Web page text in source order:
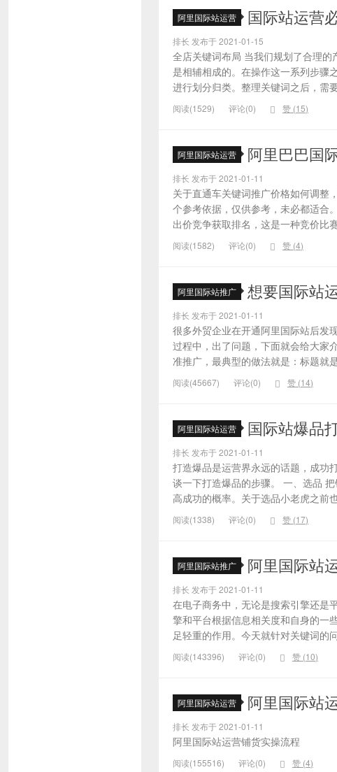
阿里国际站运营 国际站运营
排长 发布于 2021-01-15
全店关键词布局 当我们规划了合理
是相辅相成的。在操作这一系列步骤
进行划分归类。整理关键词之后，需
阅读(1529) 评论(0) 赞 (15)
阿里国际站运营 阿里巴巴国
排长 发布于 2021-01-11
关于直通车关键词推广价格如何调整
个参考依据，仅供参考，未必都适合
出价竞争获取排名，这是一种竞价比
阅读(1582) 评论(0) 赞 (4)
阿里国际站推广 想要国际站
排长 发布于 2021-01-11
很多外贸企业在开通阿里国际站后发
过程中，出了问题，下面就会给大家
准推广，最典型的做法就是：标题就
阅读(45667) 评论(0) 赞 (14)
阿里国际站运营 国际站爆品
排长 发布于 2021-01-11
打造爆品是运营界永远的话题，成功
谈一下打造爆品的步骤。 一、选品
高成功的概率。关于选品小老虎之前
阅读(1338) 评论(0) 赞 (17)
阿里国际站推广 阿里国际站
排长 发布于 2021-01-11
在电子商务中，无论是搜索引擎还是
擎和平台根据信息相关度和自身的一
足轻重的作用。今天就针对关键词的
阅读(143396) 评论(0) 赞 (10)
阿里国际站运营 阿里国际站
排长 发布于 2021-01-11
阿里国际站运营铺货实操流程
阅读(155516) 评论(0) 赞 (4)